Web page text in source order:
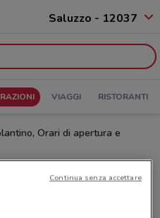
Saluzzo - 12037
VIAGGI RISTORANTI
Orari di apertura e
Continua senza accettare